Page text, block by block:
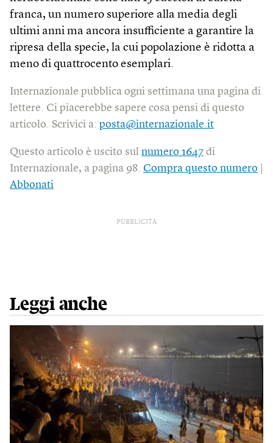
franca, un numero superiore alla media degli
ultimi anni ma ancora insufficiente a garantire la
ripresa della specie, la cui popolazione è ridotta a
meno di quattrocento esemplari.
Internazionale pubblica ogni settimana una pagina di
lettere. Ci piacerebbe sapere cosa pensi di questo
articolo. Scrivici a: posta@internazionale.it
Questo articolo è uscito sul numero 1647 di
Internazionale, a pagina 98. Compra questo numero
Abbonati
PUBBLICITÀ
Leggi anche